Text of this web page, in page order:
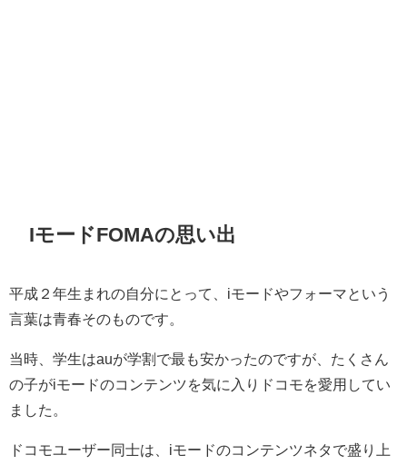
IモードFOMAの思い出
平成２年生まれの自分にとって、iモードやフォーマという
言葉は青春そのものです。
当時、学生はauが学割で最も安かったのですが、たくさん
の子がiモードのコンテンツを気に入りドコモを愛用してい
ました。
ドコモユーザー同士は、iモードのコンテンツネタで盛り上